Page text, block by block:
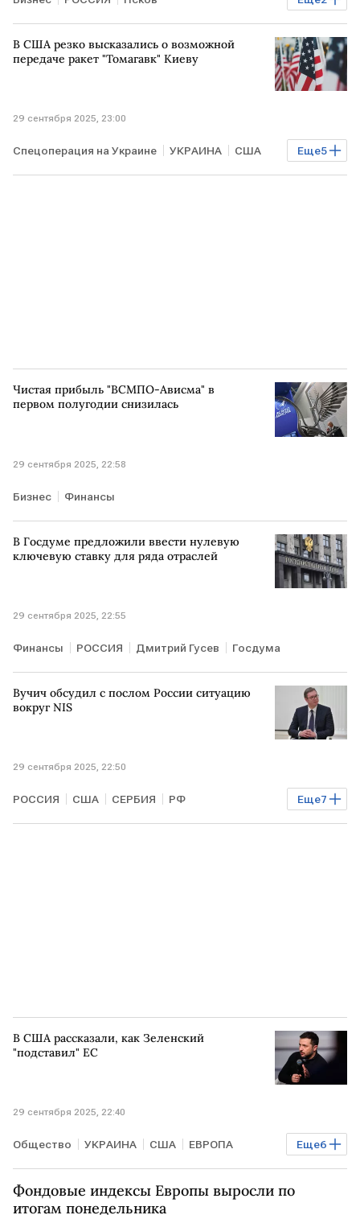
Ленинградская область Усть-Луга
В США резко высказались о возможной
передаче ракет "Томагавк" Киеву
29 сентября 2025, 23:00
Еще5
Спецоперация на Украине УКРАИНА США
Киев Кит Келлог Дональд Трамп
Чистая прибыль "ВСМПО-Ависма" в
первом полугодии снизилась
29 сентября 2025, 22:58
Бизнес Финансы
В Госдуме предложили ввести нулевую
ключевую ставку для ряда отраслей
29 сентября 2025, 22:55
Финансы РОССИЯ Дмитрий Гусев Госдума
Вучич обсудил с послом России ситуацию
вокруг NIS
29 сентября 2025, 22:50
Еще7
РОССИЯ США СЕРБИЯ РФ
Александр Вучич Марко Рубио
В США рассказали, как Зеленский
"подставил" ЕС
29 сентября 2025, 22:40
Еще6
Общество УКРАИНА США ЕВРОПА
Владимир Зеленский Дмитрий Песков
Дональд Трамп ВСУ В мире
Фондовые индексы Европы выросли по
итогам понедельника